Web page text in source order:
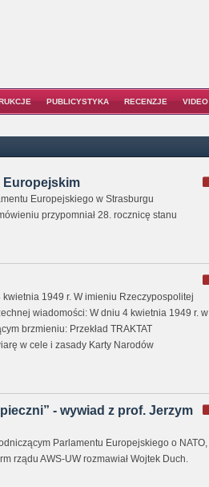
PUBLICYSTYKA RECENZJE VIDEO
Europejskim
Europejskiego w Strasburgu
przypomniał 28. rocznicę stanu
1949 r. W imieniu Rzeczypospolitej
wiadomości: W dniu 4 kwietnia 1949 r. w
brzmieniu: Przekład TRAKTAT
w cele i zasady Karty Narodów
- wywiad z prof. Jerzym
Parlamentu Europejskiego o NATO,
rządu AWS-UW rozmawiał Wojtek Duch.